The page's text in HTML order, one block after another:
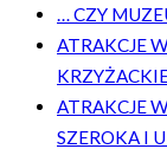
… CZY
ATRAKCJE
ATRAKCJE
SZEROKA I